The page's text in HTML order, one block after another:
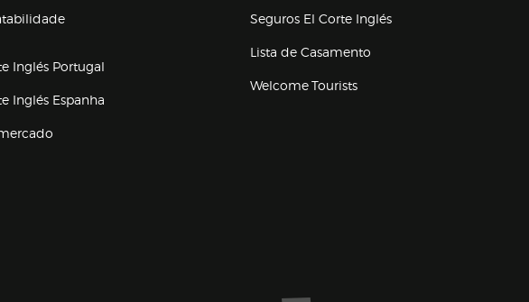
Inglés Portugal
Inglés Espanha
Seguros El Corte Inglés(abre en nueva ventana)
Lista de Casamento
Welcome Tourists